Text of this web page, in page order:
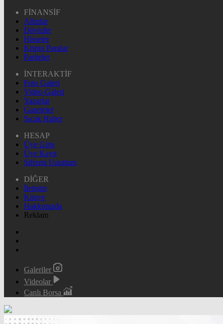
FİNANSİF
Altınlar
Dövizler
Hisseler
Kripto Paralar
Pariteler
İNTERAKTİF
Foto Galeri
Video Galeri
Yazarlar
Gazeteler
Sıcak Haber
HESAP
Üye Giriş
Üye Kayıt
Şifremi Unuttum
DİĞER
İletişim
Künye
Hakkımızda
Reklam
Galeriler
Videolar
Canlı Borsa